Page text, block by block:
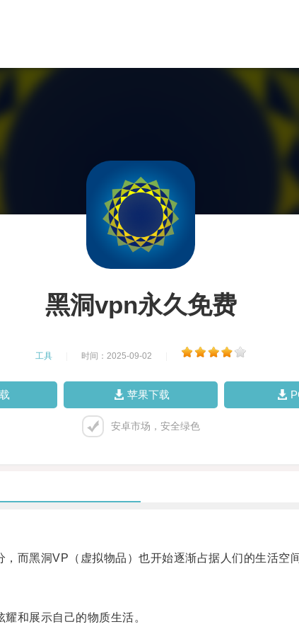
黑洞vpn永久免费
工具 时间：2025-09-02
苹果下载
安卓市场，安全绿色
黑洞VP（虚拟物品）也开始逐渐占据人们的生活空间
和展示自己的物质生活。